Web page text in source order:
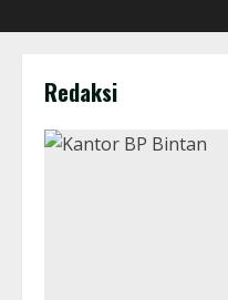
Redaksi